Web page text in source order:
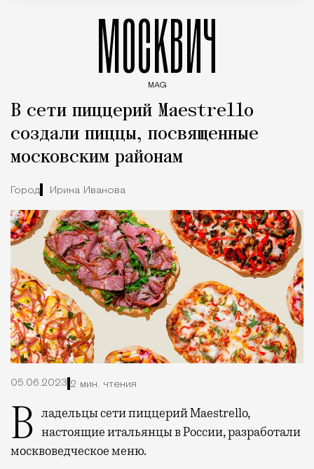
МОСКВИЧ
MAG
В сети пиццерий Maestrello
создали пиццы, посвященные
московским районам
Город Ирина Иванова
05.06.2023 2 мин. чтения
Владельцы сети пиццерий Maestrello, настоящие итальянцы в России, разработали
москвоведческое меню.